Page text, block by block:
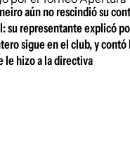
aún no rescindió su
su representante explicó
sigue en el club, y contó
le hizo a la directiva